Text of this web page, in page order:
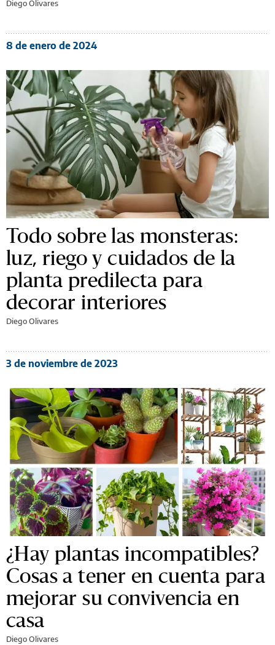
Diego Olivares
8 de enero de 2024
Todo sobre las monsteras:
luz, riego y cuidados de la
planta predilecta para
decorar interiores
Diego Olivares
3 de noviembre de 2023
¿Hay plantas incompatibles?
Cosas a tener en cuenta para
mejorar su convivencia en
casa
Diego Olivares